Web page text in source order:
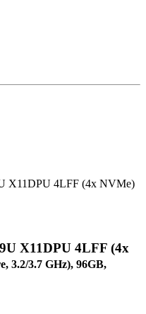
X11DPU 4LFF (4x NVMe)
X11DPU 4LFF (4x
3.2/3.7 GHz), 96GB,